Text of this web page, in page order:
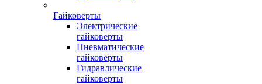
Гайковерты
Электрические
гайковерты
Пневматические
гайковерты
Гидравлические
гайковерты